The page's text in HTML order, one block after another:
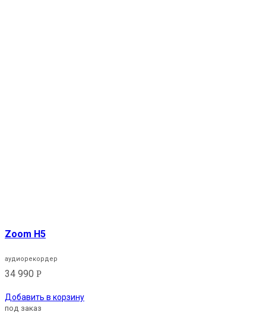
Zoom H5
аудиорекордер
34 990 Р
Добавить в корзину
под заказ